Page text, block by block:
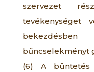
szervezet
tevékenységet
bűncselekményt
(6) A büntetés